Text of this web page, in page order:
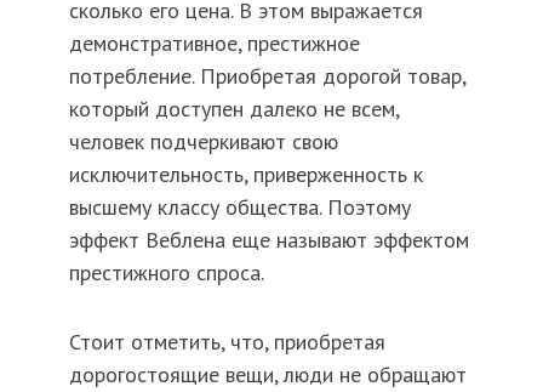
сколько его цена. В этом выражается
демонстративное, престижное
потребление. Приобретая дорогой товар,
который доступен далеко не всем,
человек подчеркивают свою
исключительность, приверженность к
высшему классу общества. Поэтому
эффект Веблена еще называют эффектом
престижного спроса.
Стоит отметить, что, приобретая
дорогостоящие вещи, люди не обращают